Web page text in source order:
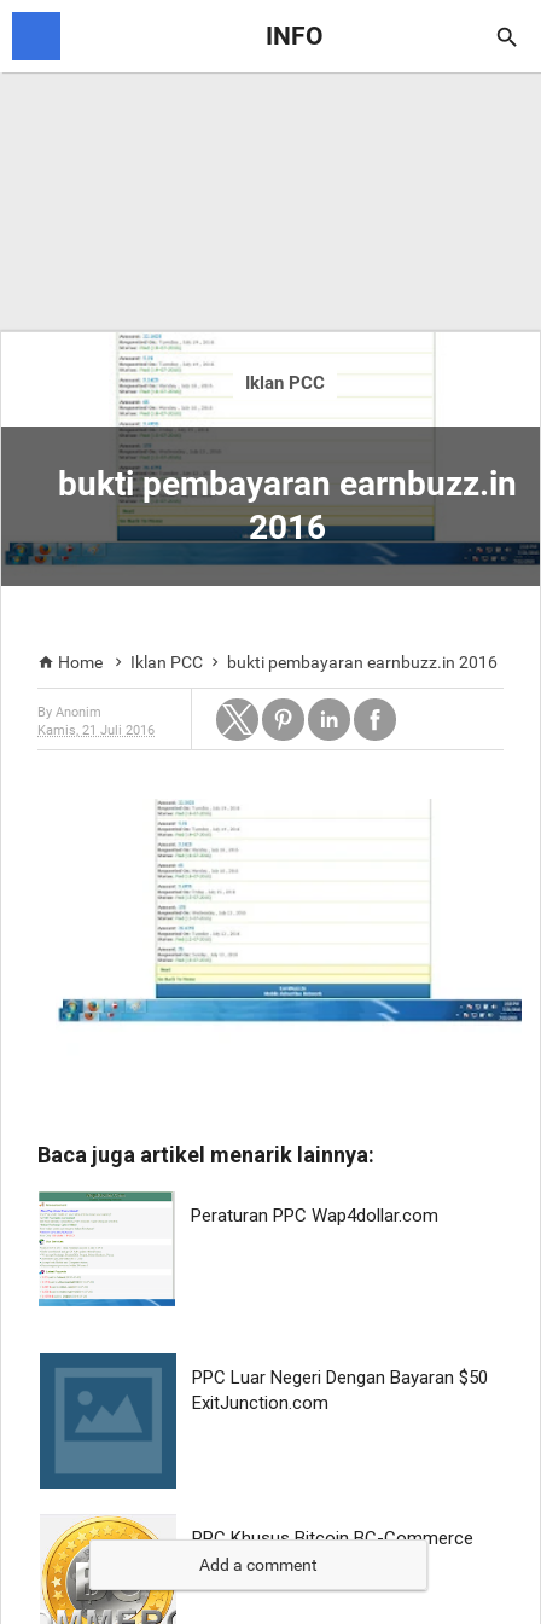
INFO 
bukti pembayaran earnbuzz.in
2016
Iklan PCC
 Home  Iklan PCC  bukti pembayaran earnbuzz.in 2016
By Anonim
Kamis, 21 Juli 2016
Add a comment